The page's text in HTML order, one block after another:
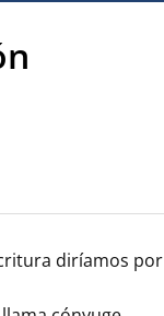
diríamos por